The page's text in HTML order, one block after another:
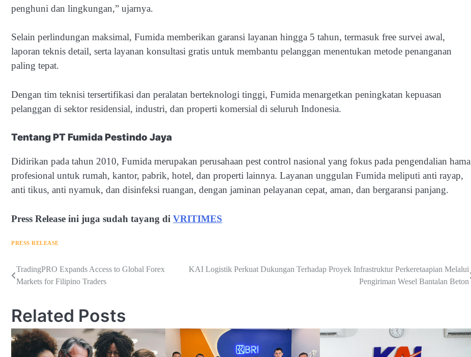
penghuni dan lingkungan,” ujarnya.
Selain perlindungan maksimal, Fumida memberikan garansi layanan hingga 5 tahun, termasuk free survei awal,
laporan teknis detail, serta layanan konsultasi gratis untuk membantu pelanggan menentukan metode penanganan
paling tepat.
Dengan tim teknisi tersertifikasi dan peralatan berteknologi tinggi, Fumida menargetkan peningkatan kepuasan
pelanggan di sektor residensial, industri, dan properti komersial di seluruh Indonesia.
Tentang PT Fumida Pestindo Jaya
Didirikan pada tahun 2010, Fumida merupakan perusahaan pest control nasional yang fokus pada pengendalian hama
profesional untuk rumah, kantor, pabrik, hotel, dan properti lainnya. Layanan unggulan Fumida meliputi anti rayap,
anti tikus, anti nyamuk, dan disinfeksi ruangan, dengan jaminan pelayanan cepat, aman, dan bergaransi panjang.
Press Release ini juga sudah tayang di VRITIMES
PRESS RELEASE
Navigasi
TradingPRO Expands Access to Global Forex
Markets for Filipino Traders
KAI Logistik Perkuat Dukungan Terhadap Proyek Infrastruktur Perkeretaapian Melalui
Pengiriman Wesel Bantalan Beton
Related Posts